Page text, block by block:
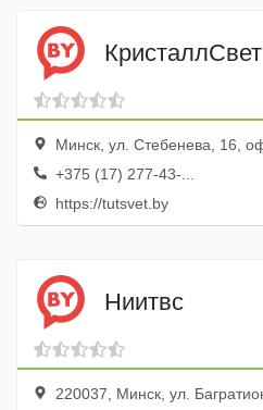
КристаллСвет
Минск, ул. Стебенева, 16,
+375 (17) 277-43-...
https://tutsvet.by
Ниитвс
220037, Минск, ул.